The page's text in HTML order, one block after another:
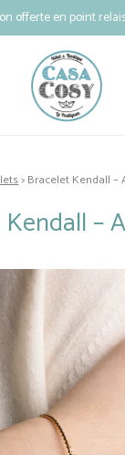
offerte en point
> Bracelet Kendall –
–